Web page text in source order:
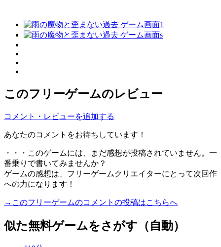
このフリーゲームのレビュー
コメント・レビューを追加する
あなたのコメントをお待ちしています！
・・・このゲームには、まだ感想が投稿されていません。一
番乗りで書いてみませんか？
ゲームの感想は、フリーゲームクリエイターにとって次回作
への力になります！
→このフリーゲームのコメントの投稿はこちらへ
似た無料ゲームをさがす（自動）